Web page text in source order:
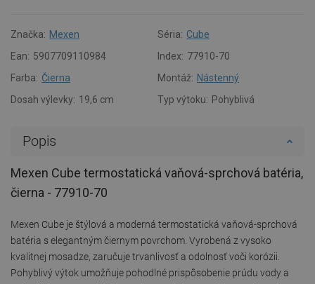
Značka: Mexen Séria: Cube
Ean: 5907709110984 Index: 77910-70
Farba: Čierna Montáž: Nástenný
Dosah výlevky: 19,6 cm Typ výtoku: Pohyblivá
Popis
Mexen Cube termostatická vaňová-sprchová batéria,
čierna - 77910-70
Mexen Cube je štýlová a moderná termostatická vaňová-sprchová
batéria s elegantným čiernym povrchom. Vyrobená z vysoko
kvalitnej mosadze, zaručuje trvanlivosť a odolnosť voči korózii.
Pohyblivý výtok umožňuje pohodlné prispôsobenie prúdu vody a